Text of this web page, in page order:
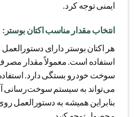
ایمنی توجه کرد.
انتخاب مقدار مناسب اکتان بوستر:
هر اکتان بوستر دارای
استفاده است. معمولاً مقدار
سوخت خودرو بستگی دارد.
می‌تواند به سیستم سوخت‌رسانی
بنابراین همیشه به دستورالعمل